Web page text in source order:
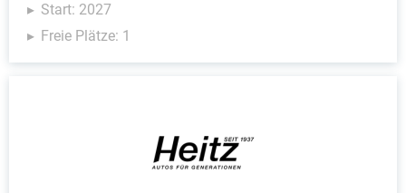
Start: 2027
Freie Plätze: 1